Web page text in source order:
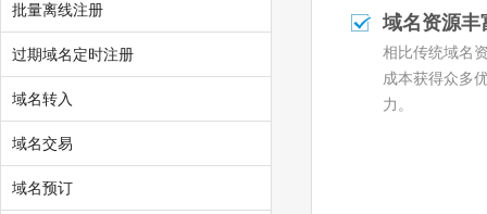
.cars
.homes
.motorcycles
.skin
.yachts
批量离线注册
过期域名定时注册
域名转入
域名交易
域名预订
域名资源丰
相比传统域名
成本获得众多
力。